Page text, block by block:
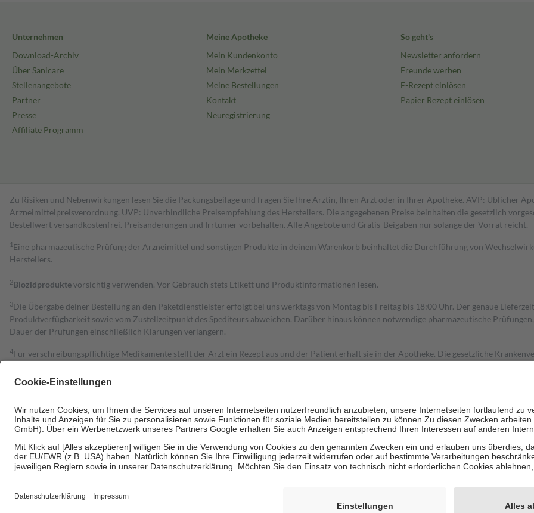
Unternehmen
Download-Archiv
Über Sanicare
Stellenangebote
Partner
Presse
Affiliate Programm
Meine Apotheke
Mein Kundenkonto
Mein Merkzettel
Meine Bestellungen
Kontakt
Neuregistrierung
So geht's
Newsletter anfordern
Freunde werben
E-Rezept einlösen
Papier Rezept einlösen
Zu Risiken und Nebenwirkungen lesen Sie die Packungsbeilage und fragen Sie Ihre Ärztin, Ihren Arzt oder in Ihrer Apotheke. AVP: Üblicher
Arzneimittelpreisverordnung. UVP: Unverbindliche Preisempfehlung des Herstellers. Die angegebenen Preise beinhalten die gesetzlich
Bestell­wert versand­kosten­frei. Preisänderungen und Irrtümer vorbehalten. Alle Angebote und Gratis-Beigaben nur solange der Vorrat reicht.
1 Eine pharmazeutische Prüfung der Arzneimittel und sonstigen Produkte in deinem Warenkorb beinhaltet die Durchführung von
Herstellers.
2Biozidproduktevorsichtig verwenden. Vor Gebrauch stets Etikett und Produktinformationen lesen.
3Die Übergabe deiner Bestellung an den Paketdienstleister erfolgt bei uns werktags von Montag bis Freitag bis 18:00 Uhr. Der genaue
Produktverfügbarkeit sowie vom Zustellzeitpunkt des Spediteurs abweichen. Darüber hinaus können notwendige pharmazeutische
Dauer der Prüfungen einschließlich Klärungen verlängern.
4Für verschreibungspflichtige Medikamente stellt der Arzt ein Rezept aus und der Patient erhält sie in der Apotheke. Die gesetzliche
Grundsätzlich leisten Mitglieder Zuzahlungen in Höhe von zehn Prozent des Abgabepreises,
Bei Heilmitteln und häuslicher Krankenpflege beträgt die Zuzahlung zehn Prozent der Kosten sowie zehn Euro je Verordnung.
Um das Engagement der Versicherten für ihre eigene Gesundheit zu stärken und die besondere Stellung der Familie zu unterstützen, fallen
• Untersuchungen zur Vorsorge und Früherkennung, die von der GKV getragen werden
• empfohlenen Schutzimpfungen
Wir nutzen Trusted Shops als unabhängigen Dienstleister für die Einholung von Bewertungen. Trusted Shops hat Maßnahmen getroffen, um